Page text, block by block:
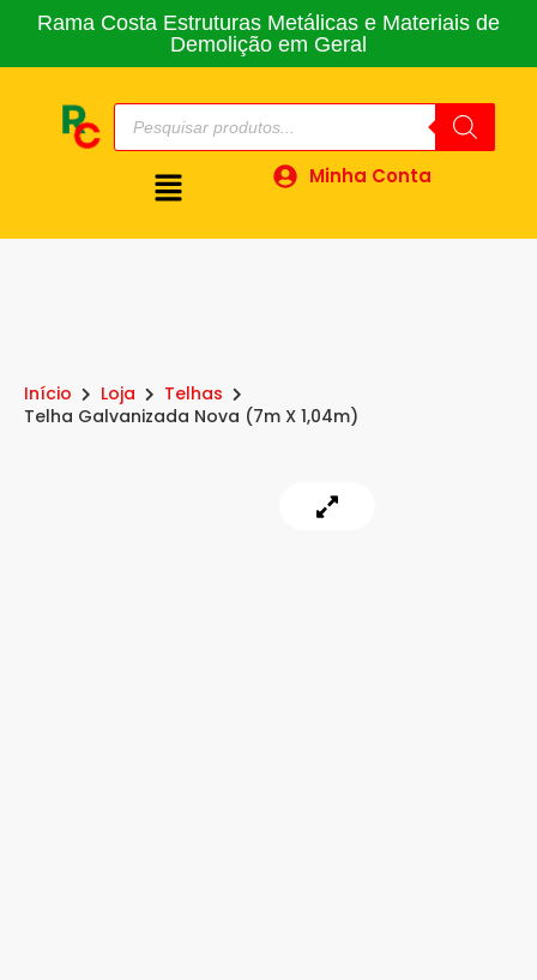
Rama Costa Estruturas Metálicas e Materiais de
Demolição em Geral
Minha Conta
Início Loja
Telhas
Telha Galvanizada Nova (7m X 1,04m)